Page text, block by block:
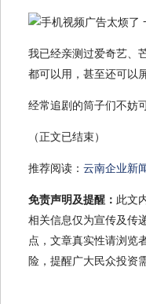
我已经亲测过爱奇艺、
都可以用，甚至还可以
经常追剧的筒子们不妨
（正文已结束）
推荐阅读： 云南企业新
免责声明及提醒： 此文
相关信息仅为宣传及传
点，文章真实性请浏览
险，提醒广大民众投资